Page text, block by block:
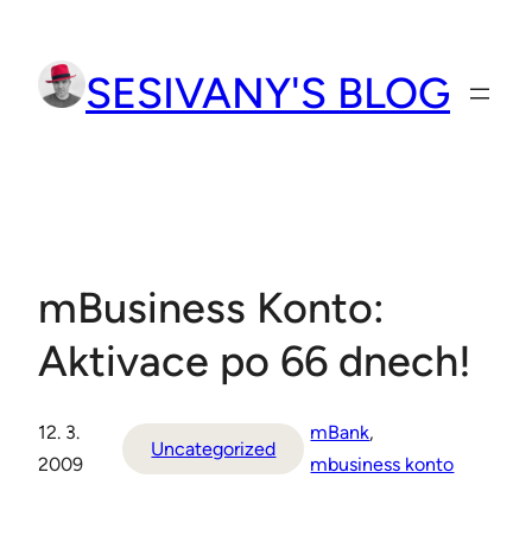
obsah
SESIVANY'S BLOG
mBusiness Konto:
Aktivace po 66 dnech!
12. 3.
2009
Uncategorized
mBank,
mbusiness konto